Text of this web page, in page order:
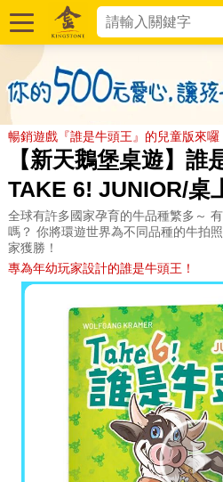
暢銷遊戲『誰是牛頭王』的兒童版來囉
【新天鵝堡桌遊】誰
TAKE 6! JUNIOR/桌
全球有許多國家孕育的牛品種繁多～
嗎？ 你將環遊世界為不同品種的牛拍
家獲勝！
專為年幼玩家設計的誰是牛頭王！